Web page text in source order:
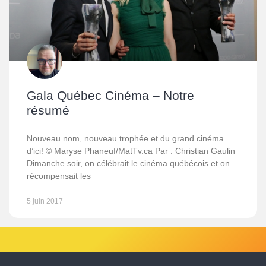
Gala Québec Cinéma – Notre
résumé
Nouveau nom, nouveau trophée et du grand cinéma
d’ici! © Maryse Phaneuf/MatTv.ca Par : Christian Gaulin
Dimanche soir, on célébrait le cinéma québécois et on
récompensait les
5 juin 2017